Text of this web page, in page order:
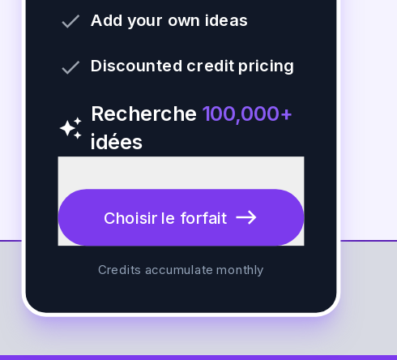
done Add your own ideas
done Discounted credit pricing
auto_awesome
Recherche 100,000+
idées
Choisir le forfait east
Credits accumulate monthly